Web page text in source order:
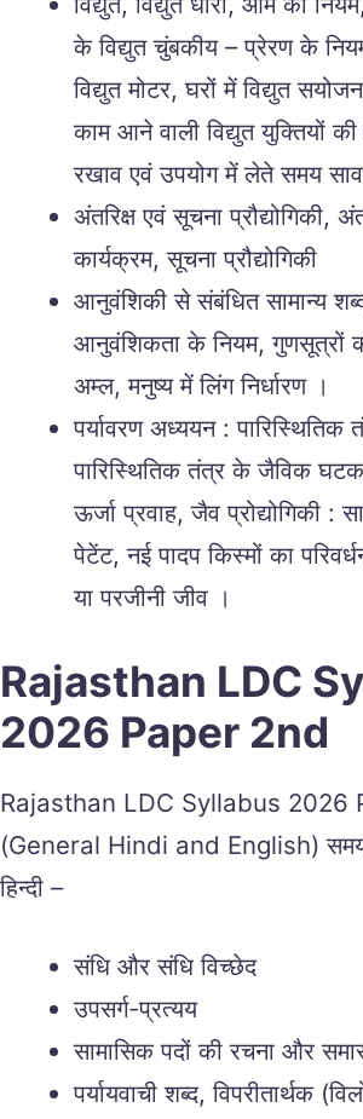
के विद्युत चुंबकीय – प्रेरण के
विद्युत मोटर, घरों में विद्युत
काम आने वाली विद्युत युक्तियों
रखाव एवं उपयोग में लेते समय
अंतरिक्ष एवं सूचना प्रौद्योगिकी,
कार्यक्रम, सूचना प्रौद्योगिकी
आनुवंशिकी से संबंधित सामान्य
आनुवंशिकता के नियम, गुणसूत्रों
अम्ल, मनुष्य में लिंग निर्धारण ।
पर्यावरण अध्ययन : पारिस्थितिक
पारिस्थितिक तंत्र के जैविक
ऊर्जा प्रवाह, जैव प्रोद्योगिकी :
पेटेंट, नई पादप किस्मों का
या परजीनी जीव ।
Rajasthan LDC
2026 Paper 2nd
Rajasthan LDC Syllabus 2026
(General Hindi and English) समय
हिन्दी –
संधि और संधि विच्छेद
उपसर्ग-प्रत्यय
सामासिक पदों की रचना और
पर्यायवाची शब्द, विपरीतार्थक